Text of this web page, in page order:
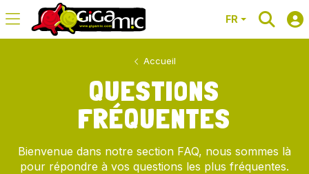
FR
Accueil
QUESTIONS
FRÉQUENTES
Bienvenue dans notre section FAQ, nous sommes là
pour répondre à vos questions les plus fréquentes.